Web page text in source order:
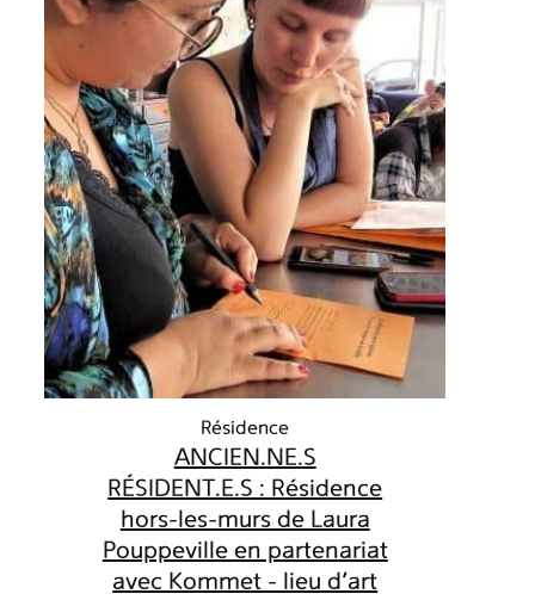
Résidence
ANCIEN.NE.S
RÉSIDENT.E.S : Résidence
hors-les-murs de Laura
Pouppeville en partenariat
avec Kommet - lieu d’art